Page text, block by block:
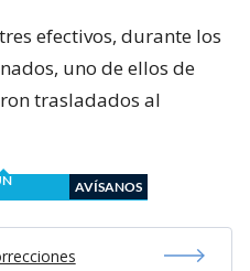
efectivos, durante los
uno de ellos de
trasladados al
AVÍSANOS